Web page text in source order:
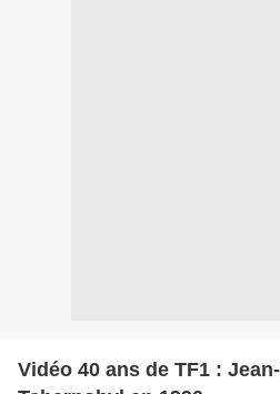
Vidéo 40 ans de TF1 :